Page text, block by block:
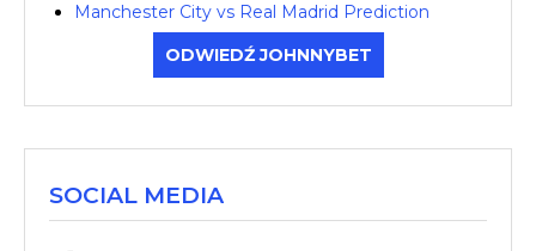
Manchester City vs Real Madrid Prediction
ODWIEDŹ JOHNNYBET
SOCIAL MEDIA